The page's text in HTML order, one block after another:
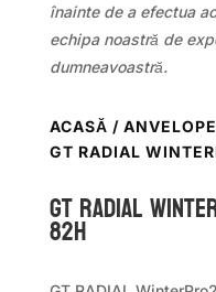
înainte de a efectua
echipa noastră de
dumneavoastră.
ACASĂ / ANVELOPE
GT RADIAL
GT Radial
82H